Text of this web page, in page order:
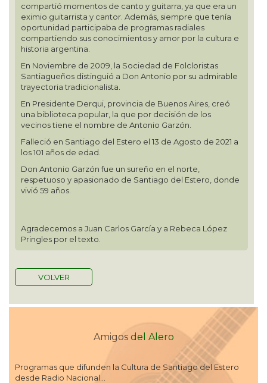
compartió momentos de canto y guitarra, ya que era un
eximio guitarrista y cantor. Además, siempre que tenía
oportunidad participaba de programas radiales
compartiendo sus conocimientos y amor por la cultura e
historia argentina.
En Noviembre de 2009, la Sociedad de Folcloristas
Santiagueños distinguió a Don Antonio por su admirable
trayectoria tradicionalista.
En Presidente Derqui, provincia de Buenos Aires, creó
una biblioteca popular, la que por decisión de los
vecinos tiene el nombre de Antonio Garzón.
Falleció en Santiago del Estero el 13 de Agosto de 2021 a
los 101 años de edad.
Don Antonio Garzón fue un sureño en el norte,
respetuoso y apasionado de Santiago del Estero, donde
vivió 59 años.
Agradecemos a Juan Carlos García y a Rebeca López
Pringles por el texto.
VOLVER
Amigos del Alero
Programas que difunden la Cultura de Santiago del Estero
desde Radio Nacional...